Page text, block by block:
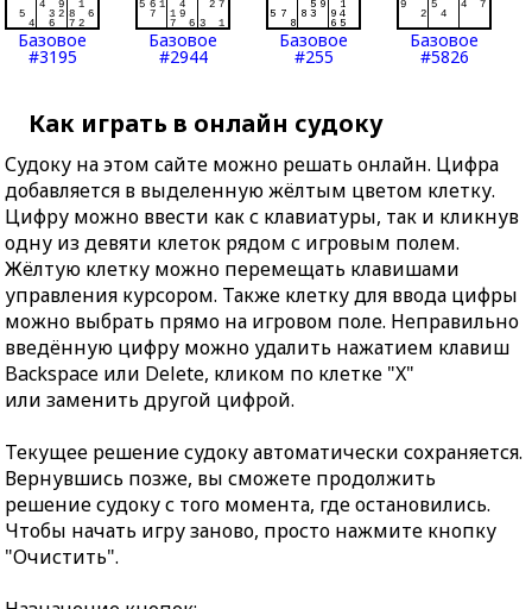
Базовое
#3195
Базовое
#2944
Базовое
#255
Базовое
#5826
Как играть в онлайн судоку
Судоку на этом сайте можно решать онлайн. Цифра
добавляется в выделенную жёлтым цветом клетку.
Цифру можно ввести как с клавиатуры, так и кликнув
одну из девяти клеток рядом с игровым полем.
Жёлтую клетку можно перемещать клавишами
управления курсором. Также клетку для ввода цифры
можно выбрать прямо на игровом поле. Неправильно
введённую цифру можно удалить нажатием клавиш
Backspace или Delete, кликом по клетке "X"
или заменить другой цифрой.
Текущее решение судоку автоматически сохраняется.
Вернувшись позже, вы сможете продолжить
решение судоку с того момента, где остановились.
Чтобы начать игру заново, просто нажмите кнопку
"Очистить".